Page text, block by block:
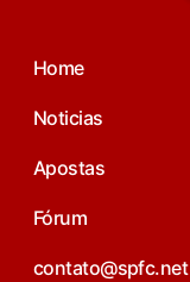
Home
Noticias
Apostas
Fórum
contato@spfc.net